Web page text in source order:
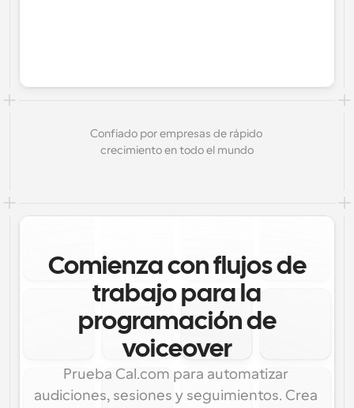
Confiado por empresas de rápido
crecimiento en todo el mundo
Comienza con flujos de
trabajo para la
programación de
voiceover
Prueba Cal.com para automatizar
audiciones, sesiones y seguimientos. Crea